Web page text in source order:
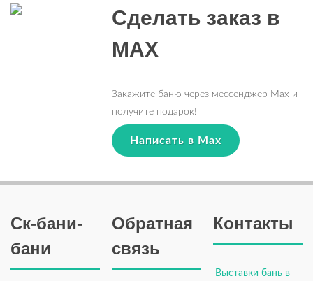
Сделать заказ в
MAX
Закажите баню через мессенджер Max и
получите подарок!
Написать в Max
Ск-бани-
бани
Обратная
связь
Контакты
Выставки бань в